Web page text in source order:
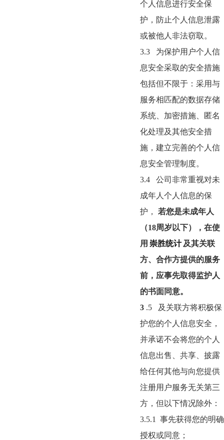
个人信息进行安全保
护，防止个人信息泄露
或被他人非法窃取。
3.3
为保护用户个人信
息安全采取的安全措施
包括但不限于：采用与
服务相匹配的数据存储
系统、加密措施、匿名
化处理及其他安全措
施，建立完善的个人信
息安全管理制度。
3.4
公司非常重视对未
成年人个人信息的保
护， 若您是未成年人
（18周岁以下），在使
用 崇胜统计 及其关联
方、合作方提供的服务
前，应事先取得监护人
的书面同意。
3 .5
及关联方将积极保
护您的个人信息安全，
并承诺不会将您的个人
信息出售、共享、披露
给任何其他与向您提供
注册用户服务无关第三
方，但以下情况除外：
3.5.1
事先获得您的明确
授权或同意；